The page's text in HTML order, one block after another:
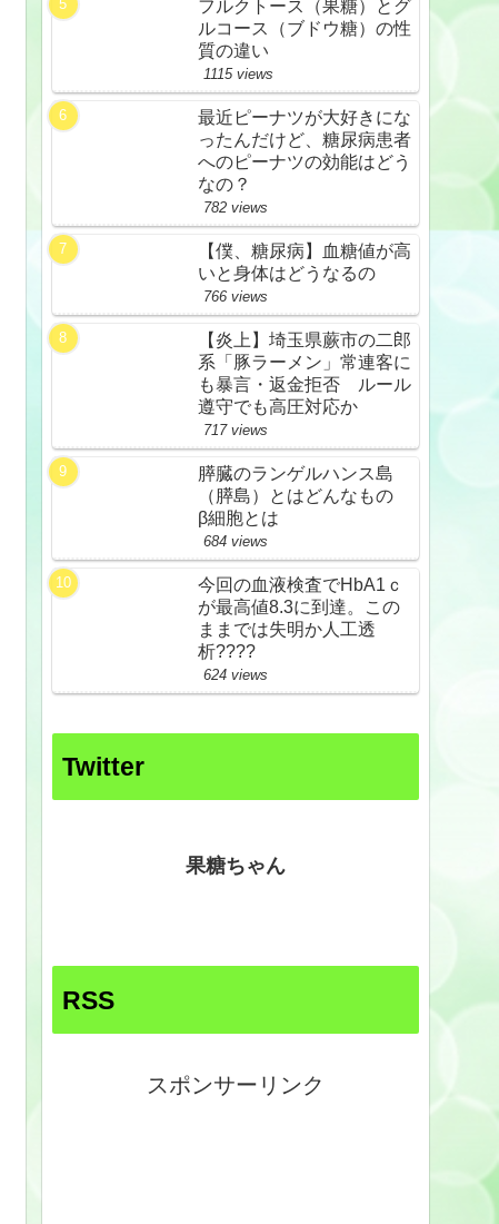
フルクトース（果糖）とグ
ルコース（ブドウ糖）の性
質の違い
1115 views
最近ピーナツが大好きにな
ったんだけど、糖尿病患者
へのピーナツの効能はどう
なの？
782 views
【僕、糖尿病】血糖値が高
いと身体はどうなるの
766 views
【炎上】埼玉県蕨市の二郎
系「豚ラーメン」常連客に
も暴言・返金拒否 ルール
遵守でも高圧対応か
717 views
膵臓のランゲルハンス島
（膵島）とはどんなもの
β細胞とは
684 views
今回の血液検査でHbA1ｃ
が最高値8.3に到達。この
ままでは失明か人工透
析????
624 views
Twitter
果糖ちゃん
RSS
スポンサーリンク